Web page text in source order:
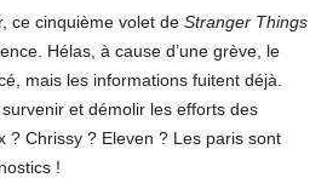
ce cinquième volet de Stranger Things
Hélas, à cause d’une grève, le
mais les informations fuitent déjà.
et démolir les efforts des
? Chrissy ? Eleven ? Les paris sont
!